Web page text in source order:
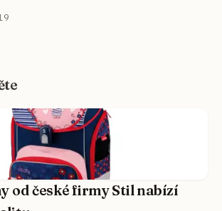
od české firmy Stil nabízí